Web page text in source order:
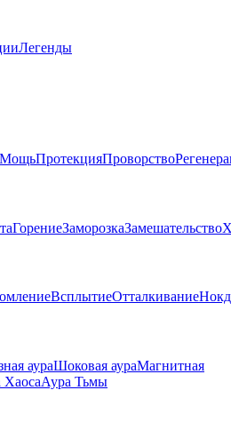
Легенды
МощьПротекцияПроворство
ГорениеЗаморозкаЗамешательство
ВсплытиеОтталкивание
аураШоковая аураМагнитная
ХаосаАура Тьмы